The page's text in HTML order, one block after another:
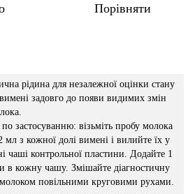
Порівняти
рідина для незалежної оцінки стану
задовго до появи видимих змін
застосуванню: візьміть пробу молока
мл з кожної долі вимені і вилийте їх у
чаші контрольної пластини. Додайте 1
в кожну чашу. Змішайте діагностичну
повільними круговими рухами.